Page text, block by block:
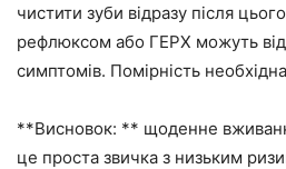
чистити зуби відразу після
рефлюксом або ГЕРХ можуть
симптомів. Помірність
**Висновок: ** щоденне
це проста звичка з низьким